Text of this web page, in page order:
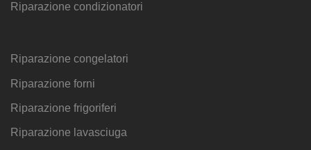
Riparazione condizionatori
Riparazione congelatori
Riparazione forni
Riparazione frigoriferi
Riparazione lavasciuga